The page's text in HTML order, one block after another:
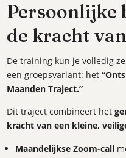
Persoonlijke
de kracht
De training kun je volledig
een groepsvariant: het
Maanden Traject.”
Dit traject combineert het
kracht van een kleine,
Maandelijkse Zoom-call